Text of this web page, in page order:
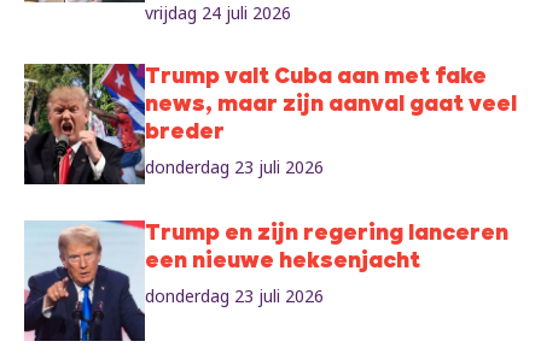
vrijdag 24 juli 2026
Trump valt Cuba aan met fake
news, maar zijn aanval gaat veel
breder
donderdag 23 juli 2026
Trump en zijn regering lanceren
een nieuwe heksenjacht
donderdag 23 juli 2026